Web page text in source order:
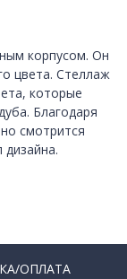
корпусом. Он
цвета. Стеллаж
которые
Благодаря
смотрится
ОПЛАТА